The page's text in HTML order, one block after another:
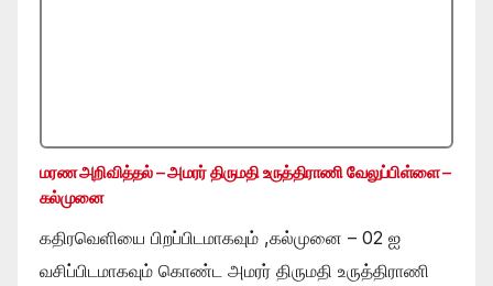
மரண அறிவித்தல் – அமரர் திருமதி உருத்திராணி வேலுப்பிள்ளை –
கல்முனை
கதிரவெளியை பிறப்பிடமாகவும் ,கல்முனை – 02 ஐ
வசிப்பிடமாகவும் கொண்ட அமரர் திருமதி உருத்திராணி